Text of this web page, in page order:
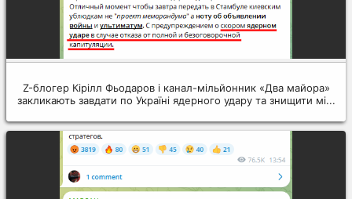
Z-блогер Кірілл Фьодаров і канал-мільйонник «Два майора»
закликають завдати по Україні ядерного удару та знищити мі...